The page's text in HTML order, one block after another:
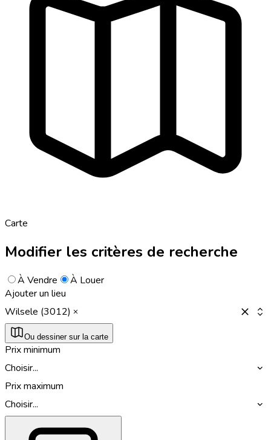
Carte
Modifier les critères de recherche
À Vendre
À Louer
Ajouter un lieu
Wilsele (3012)
Ou dessiner sur la carte
Prix minimum
Choisir...
Prix maximum
Choisir...